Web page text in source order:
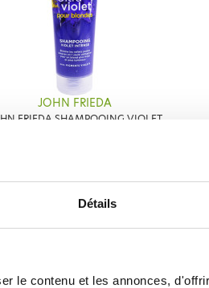
Détails
le contenu et les annonces,
JOHN FRIEDA
FRIEDA SHAMPOOING VIOLET